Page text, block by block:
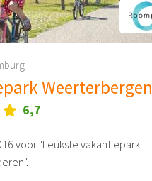
Weerterbergen
6,7
voor "Leukste vakantiepark